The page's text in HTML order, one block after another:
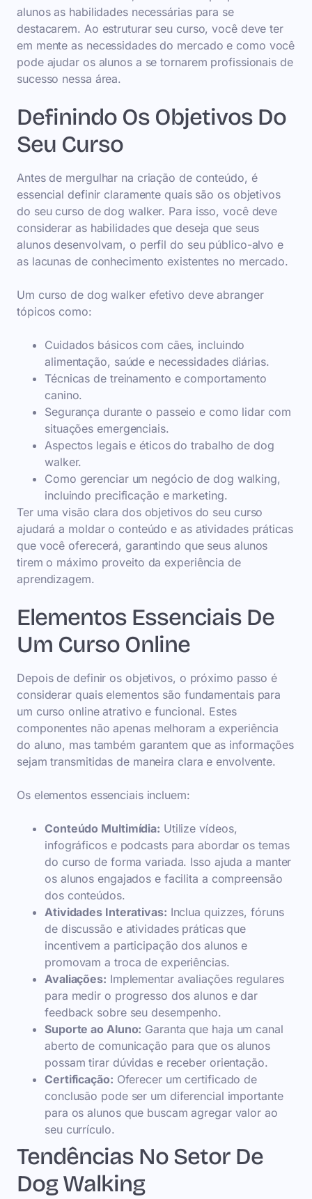
alunos as habilidades necessárias para se
destacarem. Ao estruturar seu curso, você deve ter
em mente as necessidades do mercado e como você
pode ajudar os alunos a se tornarem profissionais de
sucesso nessa área.
Definindo Os Objetivos Do
Seu Curso
Antes de mergulhar na criação de conteúdo, é
essencial definir claramente quais são os objetivos
do seu curso de dog walker. Para isso, você deve
considerar as habilidades que deseja que seus
alunos desenvolvam, o perfil do seu público-alvo e
as lacunas de conhecimento existentes no mercado.
Um curso de dog walker efetivo deve abranger
tópicos como:
Cuidados básicos com cães, incluindo
alimentação, saúde e necessidades diárias.
Técnicas de treinamento e comportamento
canino.
Segurança durante o passeio e como lidar com
situações emergenciais.
Aspectos legais e éticos do trabalho de dog
walker.
Como gerenciar um negócio de dog walking,
incluindo precificação e marketing.
Ter uma visão clara dos objetivos do seu curso
ajudará a moldar o conteúdo e as atividades práticas
que você oferecerá, garantindo que seus alunos
tirem o máximo proveito da experiência de
aprendizagem.
Elementos Essenciais De
Um Curso Online
Depois de definir os objetivos, o próximo passo é
considerar quais elementos são fundamentais para
um curso online atrativo e funcional. Estes
componentes não apenas melhoram a experiência
do aluno, mas também garantem que as informações
sejam transmitidas de maneira clara e envolvente.
Os elementos essenciais incluem:
Conteúdo Multimídia: Utilize vídeos,
infográficos e podcasts para abordar os temas
do curso de forma variada. Isso ajuda a manter
os alunos engajados e facilita a compreensão
dos conteúdos.
Atividades Interativas: Inclua quizzes, fóruns
de discussão e atividades práticas que
incentivem a participação dos alunos e
promovam a troca de experiências.
Avaliações: Implementar avaliações regulares
para medir o progresso dos alunos e dar
feedback sobre seu desempenho.
Suporte ao Aluno: Garanta que haja um canal
aberto de comunicação para que os alunos
possam tirar dúvidas e receber orientação.
Certificação: Oferecer um certificado de
conclusão pode ser um diferencial importante
para os alunos que buscam agregar valor ao
seu currículo.
Tendências No Setor De
Dog Walking